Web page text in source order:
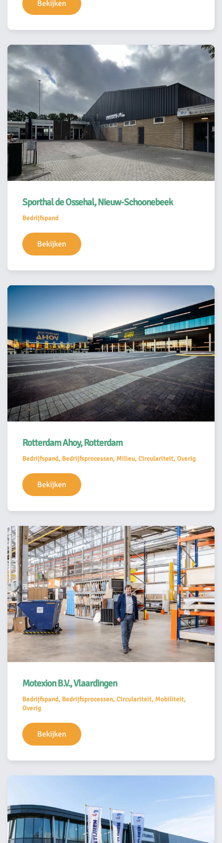
Bekijken
Sporthal de Ossehal, Nieuw-Schoonebeek
Bedrijfspand
Bekijken
Rotterdam Ahoy, Rotterdam
Bedrijfspand, Bedrijfsprocessen, Milieu, Circulariteit, Overig
Bekijken
Motexion B.V., Vlaardingen
Bedrijfspand, Bedrijfsprocessen, Circulariteit, Mobiliteit,
Overig
Bekijken